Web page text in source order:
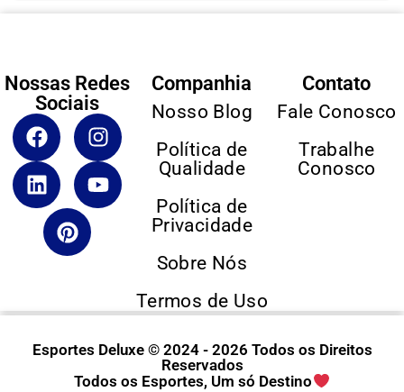
Nossas Redes
Sociais
Companhia
Nosso Blog
Política de
Qualidade
Política de
Privacidade
Sobre Nós
Termos de Uso
Contato
Fale Conosco
Trabalhe
Conosco
Esportes Deluxe © 2024 - 2026 Todos os Direitos
Reservados
Todos os Esportes, Um só Destino